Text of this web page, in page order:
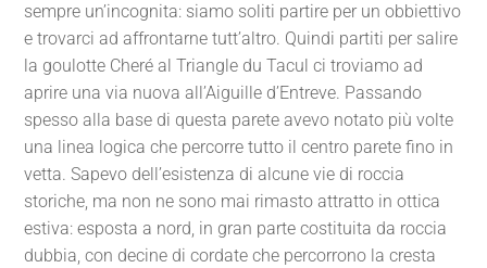
sempre un’incognita: siamo soliti partire per un obbiettivo
e trovarci ad affrontarne tutt’altro. Quindi partiti per salire
la goulotte Cheré al Triangle du Tacul ci troviamo ad
aprire una via nuova all’Aiguille d’Entreve. Passando
spesso alla base di questa parete avevo notato più volte
una linea logica che percorre tutto il centro parete fino in
vetta. Sapevo dell’esistenza di alcune vie di roccia
storiche, ma non ne sono mai rimasto attratto in ottica
estiva: esposta a nord, in gran parte costituita da roccia
dubbia, con decine di cordate che percorrono la cresta